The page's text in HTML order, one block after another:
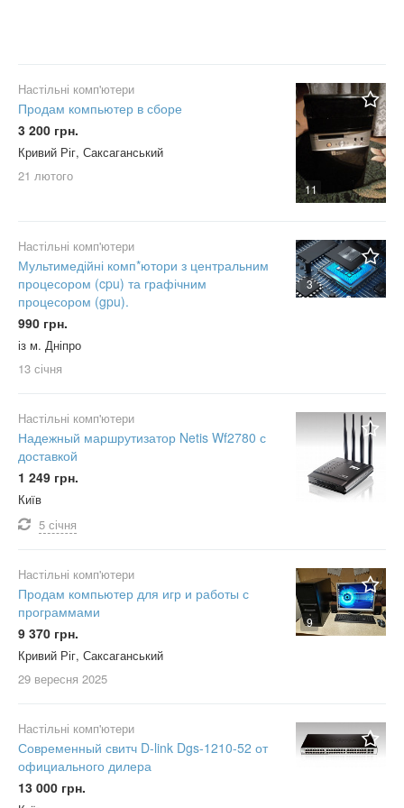
11
Настільні комп'ютери
Продам компьютер в сборе
3 200 грн.
Кривий Ріг, Саксаганський
21 лютого
3
Настільні комп'ютери
Мультимедійні комп*ютори з центральним
процесором (cpu) та графічним
процесором (gpu).
990 грн.
із м. Дніпро
13 січня
Настільні комп'ютери
Надежный маршрутизатор Netis Wf2780 с
доставкой
1 249 грн.
Київ
5 січня
9
Настільні комп'ютери
Продам компьютер для игр и работы с
программами
9 370 грн.
Кривий Ріг, Саксаганський
29 вересня 2025
Настільні комп'ютери
Современный свитч D-link Dgs-1210-52 от
официального дилера
13 000 грн.